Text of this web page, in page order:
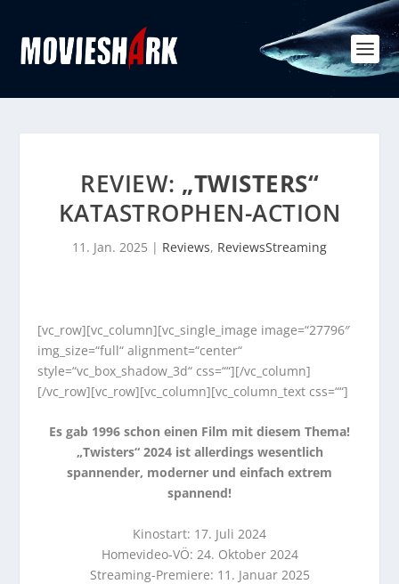
REVIEW: „TWISTERS“
KATASTROPHEN-ACTION
11. Jan. 2025 | Reviews, ReviewsStreaming
[vc_row][vc_column][vc_single_image image=“27796″
img_size=“full“ alignment=“center“
style=“vc_box_shadow_3d“ css=““][/vc_column]
[/vc_row][vc_row][vc_column][vc_column_text css=““]
Es gab 1996 schon einen Film mit diesem Thema!
„Twisters“ 2024 ist allerdings wesentlich
spannender, moderner und einfach extrem
spannend!
Kinostart: 17. Juli 2024
Homevideo-VÖ: 24. Oktober 2024
Streaming-Premiere: 11. Januar 2025